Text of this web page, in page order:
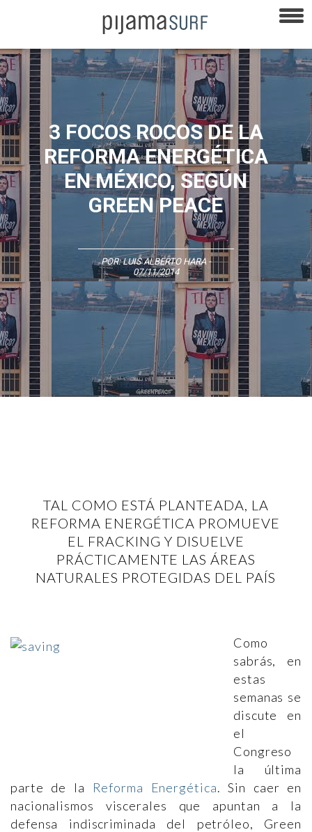
3 FOCOS ROCOS DE LA
REFORMA ENERGÉTICA
EN MÉXICO, SEGÚN
GREEN PEACE
POR:LUIS ALBERTO HARA-
07/11/2014
TAL COMO ESTÁ PLANTEADA, LA
REFORMA ENERGÉTICA PROMUEVE
EL FRACKING Y DISUELVE
PRÁCTICAMENTE LAS ÁREAS
NATURALES PROTEGIDAS DEL PAÍS
Como
sabrás, en
estas
semanas se
discute en
el
Congreso
la última
parte de la
Reforma Energética. Sin caer en
nacionalismos viscerales que apuntan a la
defensa indiscriminada del petróleo, Green